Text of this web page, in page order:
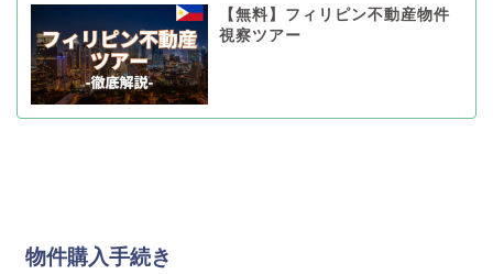
【無料】フィリピン不動産物件
視察ツアー
物件購入手続き